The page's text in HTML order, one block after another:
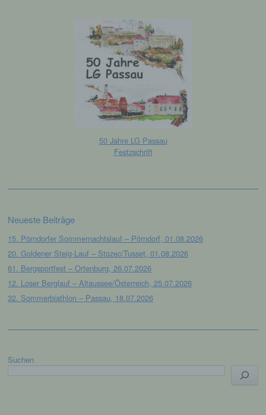
50 Jahre LG Passau
Festzschrift
Neueste Beiträge
15. Pörndorfer Sommernachtslauf – Pörndorf, 01.08.2026
20. Goldener Steig-Lauf – Stozec/Tusset, 01.08.2026
61. Bergsportfest – Ortenburg, 26.07.2026
12. Loser Berglauf – Altaussee/Österreich, 25.07.2026
32. Sommerbiathlon – Passau, 18.07.2026
Suchen
Leistungen anzubieten, die aufgrund der Natur der
Sache nur registrierten Benutzern angeboten
werden können. Registrierten Personen steht die
Möglichkeit frei, die bei der Registrierung
angegebenen personenbezogenen Daten
jederzeit abzuändern oder vollständig aus dem
Datenbestand des für die Verarbeitung
Verantwortlichen löschen zu lassen.
jeder betroffenen Person jederzeit auf Anfrage
Auskunft darüber, welche personenbezogenen
Verarbeitung Verantwortliche personenbezogene
Person, soweit dem keine gesetzlichen
Aufbewahrungspflichten entgegenstehen. Die
Gesamtheit der Mitarbeiter des für die Verarbeitung
Verantwortlichen stehen der betroffenen Person in
diesem Zusammenhang als Ansprechpartner zur
Verfügung.
Kontaktmöglichkeit über die Internetseite